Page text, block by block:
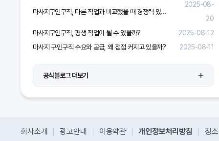
마사지구인구직, 다른 직업과 비교했을 때 경쟁력 있을까?
2025-08-
20
마사지구인구직, 평생 직업이 될 수 있을까?
2025-08-12
마사지 구인구직 수요와 공급, 왜 점점 커지고 있을까?
2025-08-11
공식블로그 더보기
회사소개 광고안내 이용약관 개인정보처리방침 청